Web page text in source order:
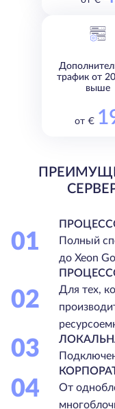
трафик от
выше
от €
01
Полный
до Xeon
02
Для тех,
03
04
От